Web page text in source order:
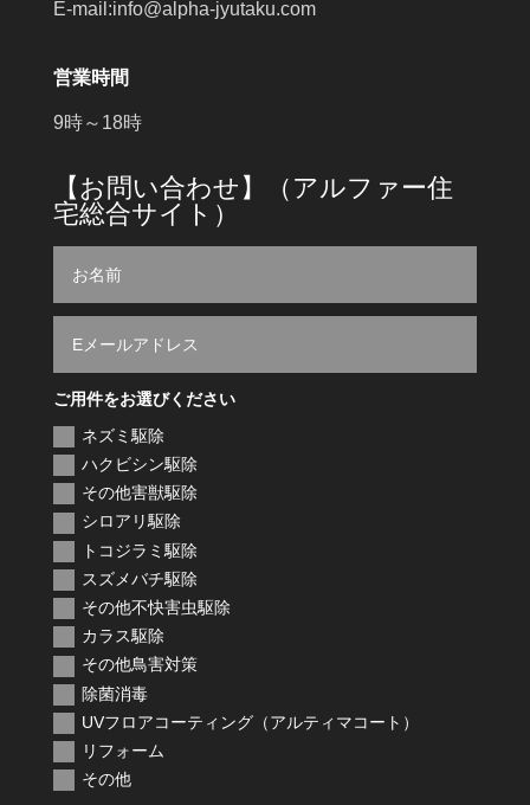
E-mail:info@alpha-jyutaku.com
営業時間
9時～18時
【お問い合わせ】（アルファー住
宅総合サイト）
ご用件をお選びください
ネズミ駆除
ハクビシン駆除
その他害獣駆除
シロアリ駆除
トコジラミ駆除
スズメバチ駆除
その他不快害虫駆除
カラス駆除
その他鳥害対策
除菌消毒
UVフロアコーティング（アルティマコート）
リフォーム
その他